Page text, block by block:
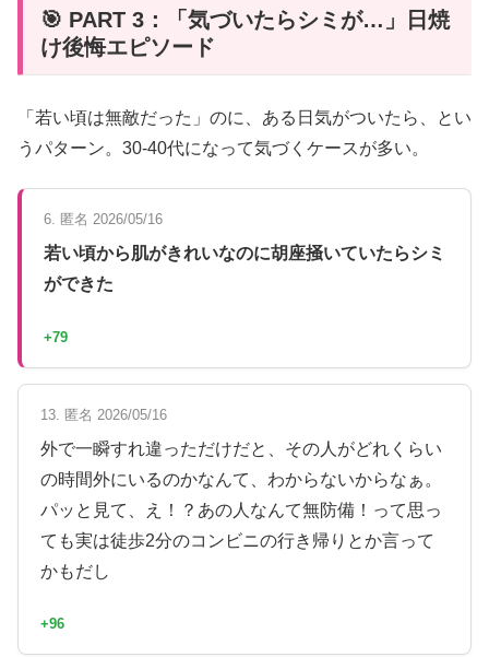
🎯 PART 3：「気づいたらシミが…」日焼
け後悔エピソード
「若い頃は無敵だった」のに、ある日気がついたら、とい
うパターン。30-40代になって気づくケースが多い。
6. 匿名 2026/05/16
若い頃から肌がきれいなのに胡座掻いていたらシミ
ができた
+79
13. 匿名 2026/05/16
外で一瞬すれ違っただけだと、その人がどれくらい
の時間外にいるのかなんて、わからないからなぁ。
パッと見て、え！？あの人なんて無防備！って思っ
ても実は徒歩2分のコンビニの行き帰りとか言って
かもだし
+96